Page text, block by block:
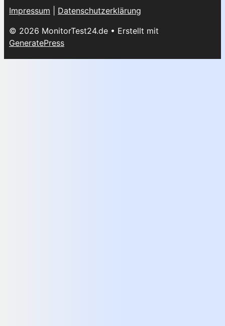
Impressum
Datenschutzerklärung
© 2026 MonitorTest24.de • Erstellt mit
GeneratePress